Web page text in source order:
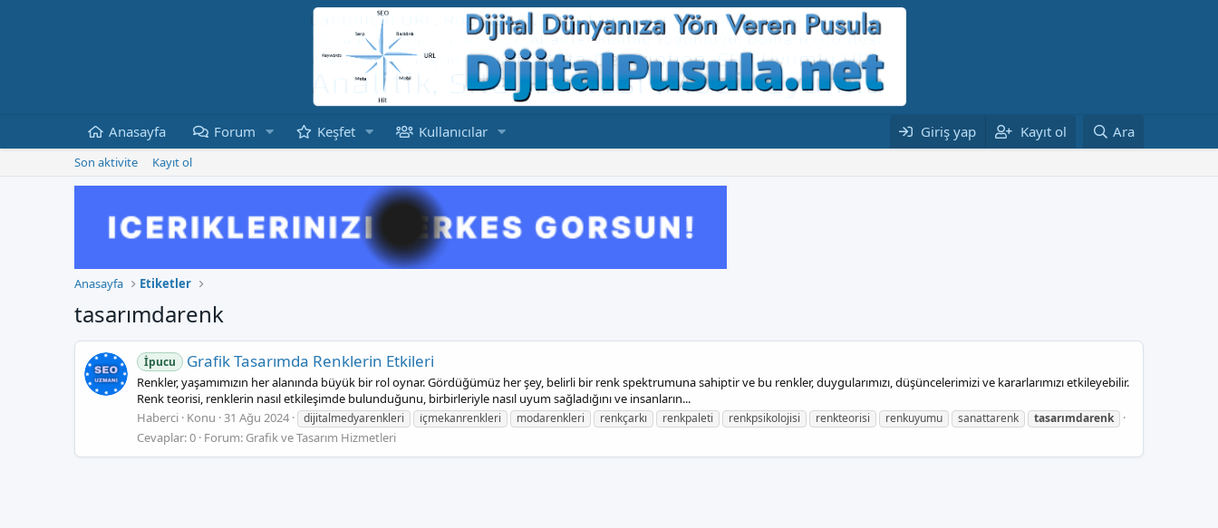
Anasayfa Forum Keşfet Kullanıcılar Giriş yap Kayıt ol Ara
Son aktivite Kayıt ol
Anasayfa Etiketler
tasarımdarenk
İpucu Grafik Tasarımda Renklerin Etkileri
Renkler, yaşamımızın her alanında büyük bir rol oynar. Gördüğümüz her şey, belirli bir renk spektrumuna sahiptir ve bu renkler, duygularımızı, düşüncelerimizi ve kararlarımızı etkileyebilir.
Renk teorisi, renklerin nasıl etkileşimde bulunduğunu, birbirleriyle nasıl uyum sağladığını ve insanların...
Haberci Konu 31 Ağu 2024 dijitalmedyarenkleri i̇çmekanrenkleri modarenkleri renkçarkı renkpaleti renkpsikolojisi renkteorisi renkuyumu sanattarenk tasarımdarenk
Cevaplar: 0 Forum: Grafik ve Tasarım Hizmetleri